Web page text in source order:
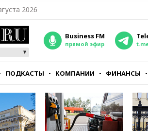
2026
Business FM
прямой эфир
ПОДКАСТЫ КОМПАНИИ ФИНАНСЫ